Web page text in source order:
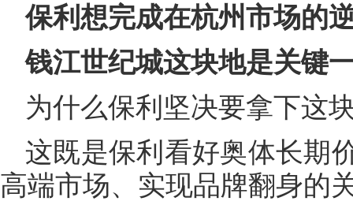
保利想完成在杭州市场的
钱江世纪城这块地是关键
为什么保利坚决要拿下这
这既是保利看好奥体长期
高端市场、实现品牌翻身的